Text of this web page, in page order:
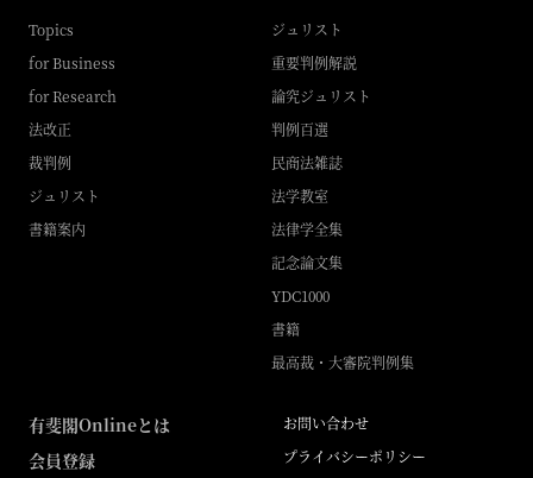
Topics
for Business
for Research
法改正
裁判例
ジュリスト
書籍案内
ジュリスト
重要判例解説
論究ジュリスト
判例百選
民商法雑誌
法学教室
法律学全集
記念論文集
YDC1000
書籍
最高裁・大審院判例集
有斐閣Onlineとは
会員登録
お問い合わせ
プライバシーポリシー